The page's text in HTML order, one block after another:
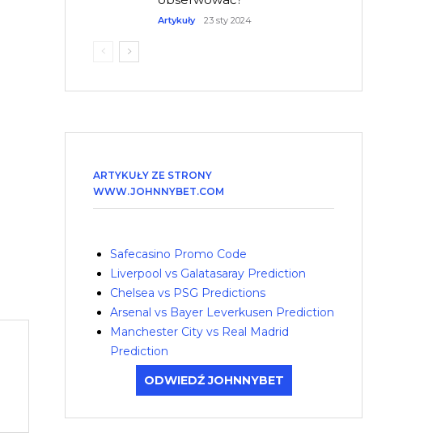
Artykuły 23 sty 2024
ARTYKUŁY ZE STRONY
WWW.JOHNNYBET.COM
Safecasino Promo Code
Liverpool vs Galatasaray Prediction
Chelsea vs PSG Predictions
Arsenal vs Bayer Leverkusen Prediction
Manchester City vs Real Madrid
Prediction
ODWIEDŹ JOHNNYBET